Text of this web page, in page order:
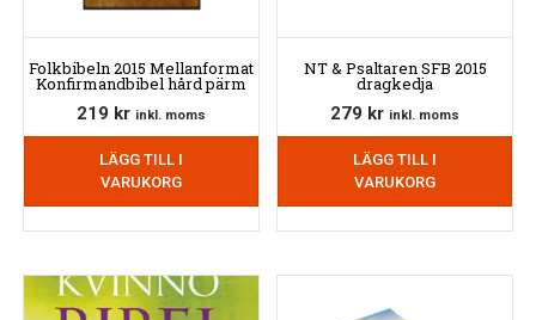
Folkbibeln 2015 Mellanformat
Konfirmandbibel hård pärm
219 kr inkl. moms
LÄGG TILL I
VARUKORG
NT & Psaltaren SFB 2015
dragkedja
279 kr inkl. moms
LÄGG TILL I
VARUKORG